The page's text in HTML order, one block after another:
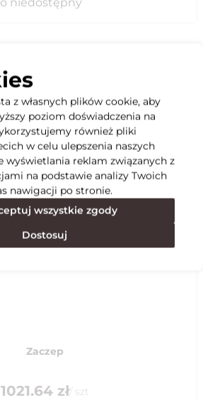
Zaczep
1021.64zł/ szt
z własnych plików cookie, aby
poziom doświadczenia na
również pliki
w celu ulepszenia naszych
wyświetlania reklam związanych z
na podstawie analizy Twoich
nawigacji po stronie.
wszystkie zgody
Dostosuj